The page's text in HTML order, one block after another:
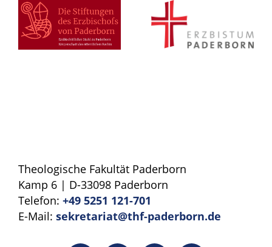
Theologische Fakultät Paderborn
Kamp 6 | D-33098 Paderborn
Telefon: +49 5251 121-701
E-Mail: sekretariat@thf-paderborn.de